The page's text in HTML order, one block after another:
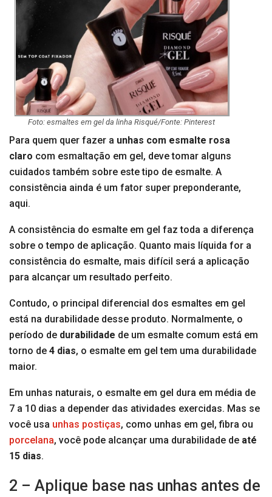
Foto: esmaltes em gel da linha Risqué/Fonte: Pinterest
Para quem quer fazer a unhas com esmalte rosa
claro com esmaltação em gel, deve tomar alguns
cuidados também sobre este tipo de esmalte. A
consistência ainda é um fator super preponderante,
aqui.
A consistência do esmalte em gel faz toda a diferença
sobre o tempo de aplicação. Quanto mais líquida for a
consistência do esmalte, mais difícil será a aplicação
para alcançar um resultado perfeito.
Contudo, o principal diferencial dos esmaltes em gel
está na durabilidade desse produto. Normalmente, o
período de durabilidade de um esmalte comum está em
torno de 4 dias, o esmalte em gel tem uma durabilidade
maior.
Em unhas naturais, o esmalte em gel dura em média de
7 a 10 dias a depender das atividades exercidas. Mas se
você usa unhas postiças, como unhas em gel, fibra ou
porcelana, você pode alcançar uma durabilidade de até
15 dias.
2 – Aplique base nas unhas antes de